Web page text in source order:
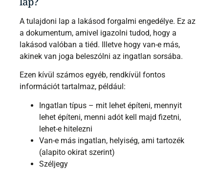
A tulajdoni lap a lakásod forgalmi engedélye. Ez az
a dokumentum, amivel igazolni tudod, hogy a
lakásod valóban a tiéd. Illetve hogy van-e más,
akinek van joga beleszólni az ingatlan sorsába.
Ezen kívül számos egyéb, rendkívül fontos
információt tartalmaz, például:
Ingatlan típus – mit lehet építeni, mennyit
lehet építeni, menni adót kell majd fizetni,
lehet-e hitelezni
Van-e más ingatlan, helyiség, ami tartozék
(alapito okirat szerint)
Széljegy